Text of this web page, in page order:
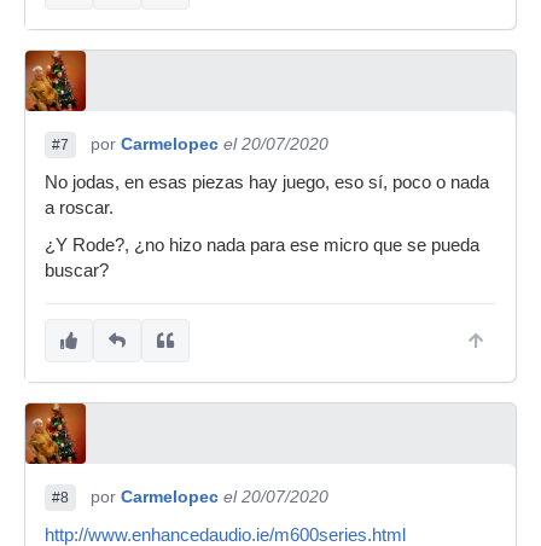
#7 por Carmelopec el 20/07/2020
No jodas, en esas piezas hay juego, eso sí, poco o nada
a roscar.
¿Y Rode?, ¿no hizo nada para ese micro que se pueda
buscar?
#8 por Carmelopec el 20/07/2020
http://www.enhancedaudio.ie/m600series.html